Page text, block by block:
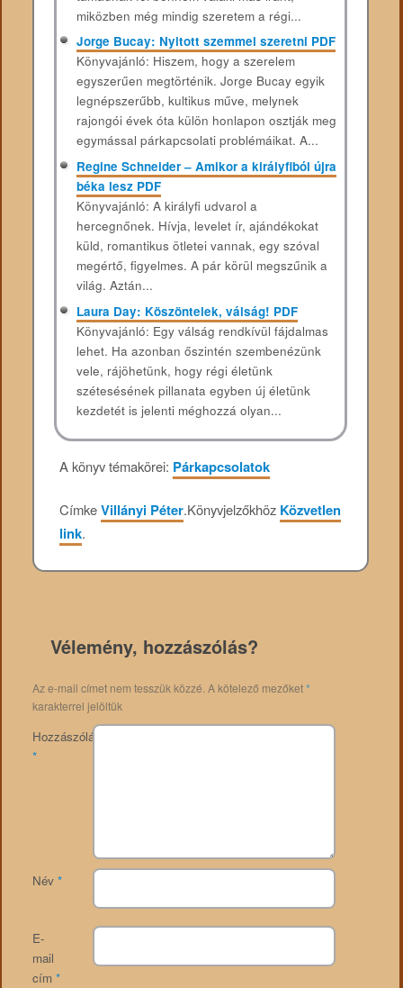
miközben még mindig szeretem a régi...
Jorge Bucay: Nyitott szemmel szeretni PDF
Könyvajánló: Hiszem, hogy a szerelem
egyszerűen megtörténik. Jorge Bucay egyik
legnépszerűbb, kultikus műve, melynek
rajongói évek óta külön honlapon osztják meg
egymással párkapcsolati problémáikat. A...
Regine Schneider – Amikor a királyfiból újra
béka lesz PDF
Könyvajánló: A királyfi udvarol a
hercegnőnek. Hívja, levelet ír, ajándékokat
küld, romantikus ötletei vannak, egy szóval
megértő, figyelmes. A pár körül megszűnik a
világ. Aztán...
Laura Day: Köszöntelek, válság! PDF
Könyvajánló: Egy válság rendkívül fájdalmas
lehet. Ha azonban őszintén szembenézünk
vele, rájöhetünk, hogy régi életünk
szétesésének pillanata egyben új életünk
kezdetét is jelenti méghozzá olyan...
A könyv témakörei: Párkapcsolatok
CímkeVillányi Péter.Könyvjelzőkhöz Közvetlen
link.
Vélemény, hozzászólás?
Az e-mail címet nem tesszük közzé.A kötelező mezőket*
karakterrel jelöltük
Hozzászólás
*
Név *
E-
mail
cím *